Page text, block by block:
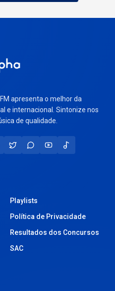
apresenta o melhor da
e internacional. Sintonize nos
de qualidade.
Playlists
Política de Privacidade
Resultados dos Concursos
SAC